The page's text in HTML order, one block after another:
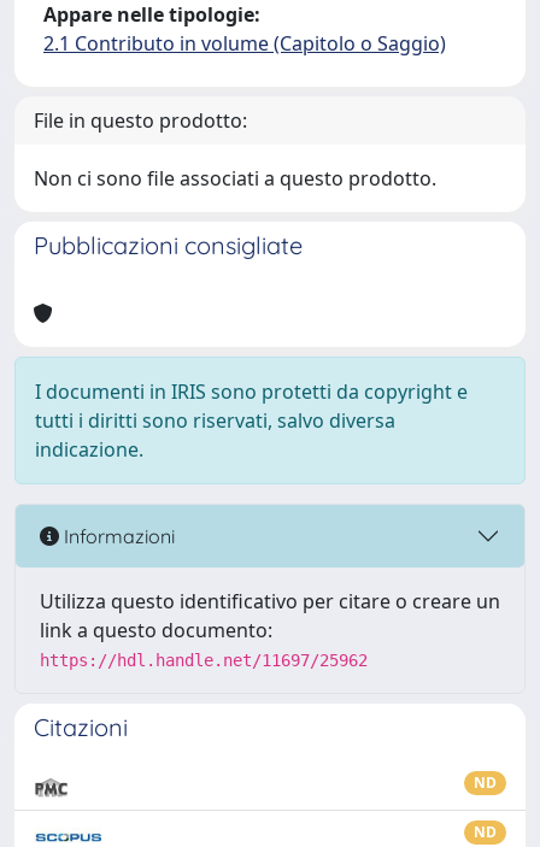
Appare nelle tipologie:
2.1 Contributo in volume (Capitolo o Saggio)
File in questo prodotto:
Non ci sono file associati a questo prodotto.
Pubblicazioni consigliate
I documenti in IRIS sono protetti da copyright e
tutti i diritti sono riservati, salvo diversa
indicazione.
Informazioni
Utilizza questo identificativo per citare o creare un
link a questo documento:
https://hdl.handle.net/11697/25962
Citazioni
ND
ND